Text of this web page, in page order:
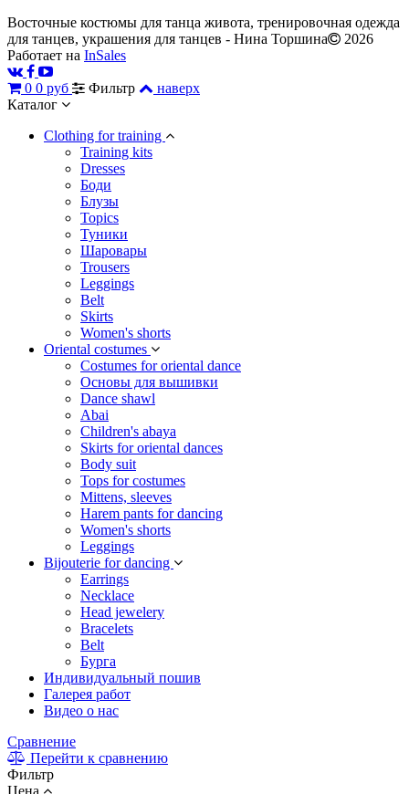
Восточные костюмы для танца живота, тренировочная одежда
для танцев, украшения для танцев - Нина Торшина
2026
Работает на InSales
0 0 руб Фильтр
наверх
Каталог
Сlothing for training
Training kits
Dresses
Боди
Блузы
Topics
Туники
Шаровары
Trousers
Leggings
Belt
Skirts
Women's shorts
Oriental costumes
Costumes for oriental dance
Основы для вышивки
Dance shawl
Abai
Children's abaya
Skirts for oriental dances
Body suit
Tops for costumes
Mittens, sleeves
Harem pants for dancing
Women's shorts
Leggings
Bijouterie for dancing
Earrings
Necklace
Head jewelery
Bracelets
Belt
Бурга
Индивидуальный пошив
Галерея работ
Видео о нас
Сравнение
Перейти к сравнению
Фильтр
Цена